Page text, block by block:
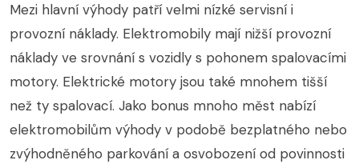
Mezi hlavní výhody patří velmi nízké servisní i
provozní náklady. Elektromobily mají nižší provozní
náklady ve srovnání s vozidly s pohonem spalovacími
motory. Elektrické motory jsou také mnohem tišší
než ty spalovací. Jako bonus mnoho měst nabízí
elektromobilům výhody v podobě bezplatného nebo
zvýhodněného parkování a osvobození od povinnosti